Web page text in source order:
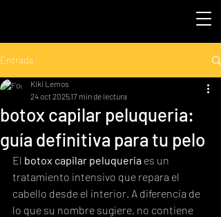
Entrada
botox capilar peluqueria:
guía definitiva para tu pelo
Kiki Lemos
24 oct 202517 min de lectura
El botox capilar peluquería es un
tratamiento intensivo que repara el
cabello desde el interior. A diferencia de
lo que su nombre sugiere, no contiene